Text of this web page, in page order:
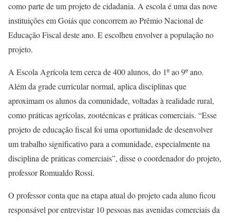
como parte de um projeto de cidadania. A escola é uma das nove
instituições em Goiás que concorrem ao Prêmio Nacional de
Educação Fiscal deste ano. E escolheu envolver a população no
projeto.
A Escola Agrícola tem cerca de 400 alunos, do 1º ao 9º ano.
Além da grade curricular normal, aplica disciplinas que
aproximam os alunos da comunidade, voltadas à realidade rural,
como práticas agrícolas, zootécnicas e práticas comerciais. “Esse
projeto de educação fiscal foi uma oportunidade de desenvolver
um trabalho significativo para a comunidade, especialmente na
disciplina de práticas comerciais”, disse o coordenador do projeto,
professor Romualdo Rossi.
O professor conta que na etapa atual do projeto cada aluno ficou
responsável por entrevistar 10 pessoas nas avenidas comerciais da